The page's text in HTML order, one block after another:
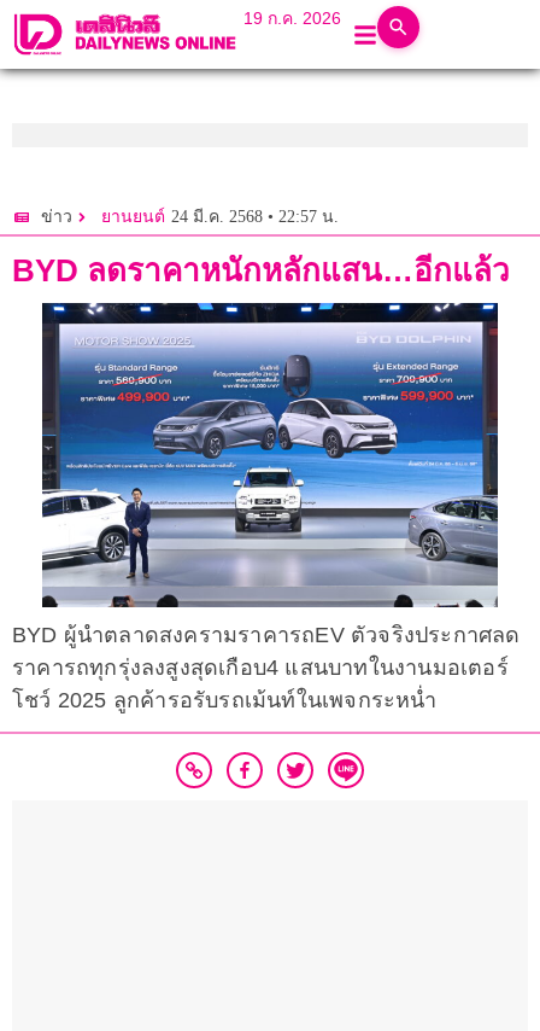
19 ก.ค. 2026
ข่าว ยานยนต์ 24 มี.ค. 2568 • 22:57 น.
BYD ลดราคาหนักหลักแสน…อีกแล้ว
BYD ผู้นำตลาดสงครามราคารถEV ตัวจริงประกาศลด
ราคารถทุกรุ่งลงสูงสุดเกือบ4 แสนบาทในงานมอเตอร์
โชว์ 2025 ลูกค้ารอรับรถเม้นท์ในเพจกระหน่ำ